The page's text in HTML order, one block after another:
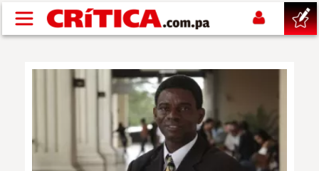
Pasar al contenido principal
NACIONAL